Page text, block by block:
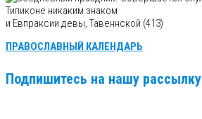
и Евпраксии девы, Тавеннской (413)
ПРАВОСЛАВНЫЙ КАЛЕНДАРЬ
Подпишитесь на нашу рассылку